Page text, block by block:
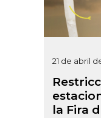
21 de abril
la Fira